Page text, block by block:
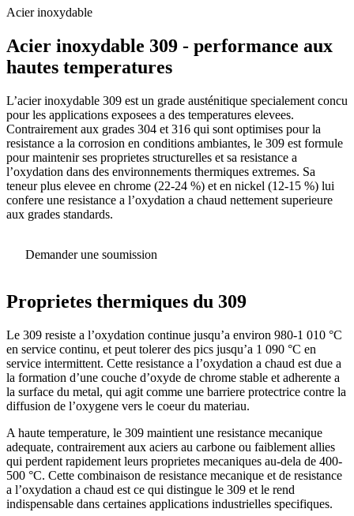
Acier inoxydable
Acier inoxydable 309 - performance aux
hautes temperatures
L’acier inoxydable 309 est un grade austénitique specialement concu
pour les applications exposees a des temperatures elevees.
Contrairement aux grades 304 et 316 qui sont optimises pour la
resistance a la corrosion en conditions ambiantes, le 309 est formule
pour maintenir ses proprietes structurelles et sa resistance a
l’oxydation dans des environnements thermiques extremes. Sa
teneur plus elevee en chrome (22-24 %) et en nickel (12-15 %) lui
confere une resistance a l’oxydation a chaud nettement superieure
aux grades standards.
Demander une soumission
Proprietes thermiques du 309
Le 309 resiste a l’oxydation continue jusqu’a environ 980-1 010 °C
en service continu, et peut tolerer des pics jusqu’a 1 090 °C en
service intermittent. Cette resistance a l’oxydation a chaud est due a
la formation d’une couche d’oxyde de chrome stable et adherente a
la surface du metal, qui agit comme une barriere protectrice contre la
diffusion de l’oxygene vers le coeur du materiau.
A haute temperature, le 309 maintient une resistance mecanique
adequate, contrairement aux aciers au carbone ou faiblement allies
qui perdent rapidement leurs proprietes mecaniques au-dela de 400-
500 °C. Cette combinaison de resistance mecanique et de resistance
a l’oxydation a chaud est ce qui distingue le 309 et le rend
indispensable dans certaines applications industrielles specifiques.